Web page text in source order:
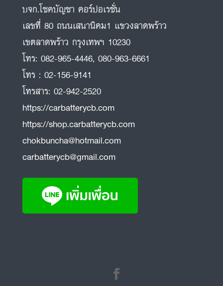
บจก.โชคบัญชา คอร์ปอเรชั่น
เลขที่ 80 ถนนเสนานิคม1 แขวงลาดพร้าว
เขตลาดพร้าว กรุงเทพฯ 10230
โทร: 082-965-4446, 080-963-6661
โทร : 02-156-9141
โทรสาร: 02-942-2520
https://carbatterycb.com
https://shop.carbatterycb.com
chokbuncha@hotmail.com
carbatterycb@gmail.com